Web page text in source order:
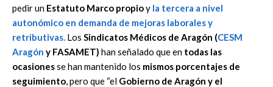
pedir un Estatuto Marco propioy la tercera a nivel
autonómico en demanda de mejoras laborales y
retributivas. Los Sindicatos Médicos de Aragón (CESM
Aragón y FASAMET) han señalado que en todas las
ocasionesse han mantenido los mismos porcentajes de
seguimiento, pero que “el Gobierno de Aragón y el